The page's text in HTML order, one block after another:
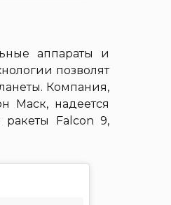
аппараты и
позволят
Компания,
Маск, надеется
Falcon 9,